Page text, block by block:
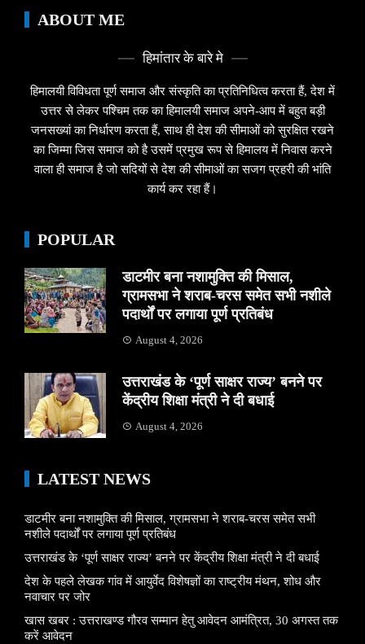
ABOUT ME
हिमांतार के बारे मे
हिमालयी विविधता पूर्ण समाज और संस्कृति का प्रतिनिधित्व करता हैं, देश में
उत्तर से लेकर पश्चिम तक का हिमालयी समाज अपने-आप में बहुत बड़ी
जनसख्यां का निर्धारण करता हैं, साथ ही देश की सीमाओं को सुरक्षित रखने
का जिम्मा जिस समाज को है उसमें प्रमुख रूप से हिमालय में निवास करने
वाला ही समाज है जो सदियों से देश की सीमाओं का सजग प्रहरी की भांति
कार्य कर रहा हैं।
POPULAR
डाटमीर बना नशामुक्ति की मिसाल,
ग्रामसभा ने शराब-चरस समेत सभी नशीले
पदार्थों पर लगाया पूर्ण प्रतिबंध
August 4, 2026
उत्तराखंड के ‘पूर्ण साक्षर राज्य’ बनने पर
केंद्रीय शिक्षा मंत्री ने दी बधाई
August 4, 2026
LATEST NEWS
डाटमीर बना नशामुक्ति की मिसाल, ग्रामसभा ने शराब-चरस समेत सभी
नशीले पदार्थों पर लगाया पूर्ण प्रतिबंध
उत्तराखंड के ‘पूर्ण साक्षर राज्य’ बनने पर केंद्रीय शिक्षा मंत्री ने दी बधाई
देश के पहले लेखक गांव में आयुर्वेद विशेषज्ञों का राष्ट्रीय मंथन, शोध और
नवाचार पर जोर
खास खबर : उत्तराखण्ड गौरव सम्मान हेतु आवेदन आमंत्रित, 30 अगस्त तक
करें आवेदन